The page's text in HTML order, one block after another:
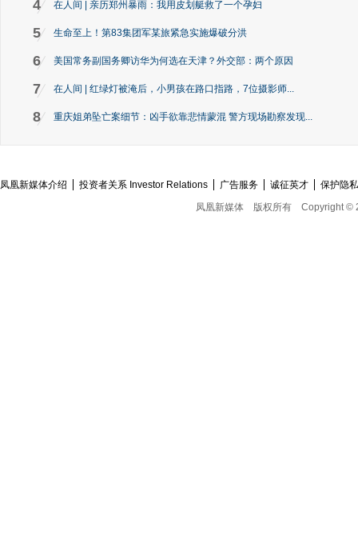
4 在人间 | 亲历郑州暴雨：我用皮划艇救了一个孕妇
5 生命至上！第83集团军某旅紧急实施爆破分洪
6 美国常务副国务卿访华为何选在天津？外交部：两个原因
7 在人间 | 红绿灯被淹后，小男孩在路口指路，7位摄影师...
8 重庆姐弟坠亡案细节：凶手欲靠悲情蒙混 警方现场勘察发现...
凤凰新媒体介绍 投资者关系 Investor Relations 广告服务 诚征英才
保护隐
凤凰新媒体
版权所有 Copyright ©